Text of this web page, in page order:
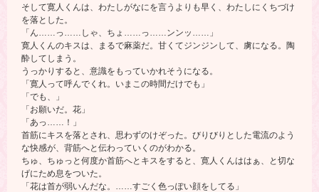
そして寛人くんは、わたしがなにを言うよりも早く、わたしにくちづけ
を落とした。
「ん……っ……しゃ、ちょ……っ……ンンッ……」
寛人くんのキスは、まるで麻薬だ。甘くてジンジンして、虜になる。陶
酔してしまう。
うっかりすると、意識をもっていかれそうになる。
「寛人って呼んでくれ。いまこの時間だけでも」
「でも、」
「お願いだ。花」
「あっ……！」
首筋にキスを落とされ、思わずのけぞった。びりびりとした電流のよう
な快感が、背筋へと伝わっていくのがわかる。
ちゅ、ちゅっと何度か首筋へとキスをすると、寛人くんははぁ、と切な
げにため息をついた。
「花は首が弱いんだな。……すごく色っぽい顔をしてる」